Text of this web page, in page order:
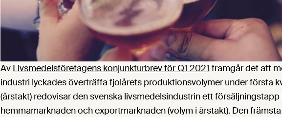
Av Livsmedelsföretagens konjunkturbrev för Q1 2021 framgår det att
industri lyckades överträffa fjolårets produktionsvolymer under första
(årstakt) redovisar den svenska livsmedelsindustrin ett försäljningstapp
hemmamarknaden och exportmarknaden (volym i årstakt). Den